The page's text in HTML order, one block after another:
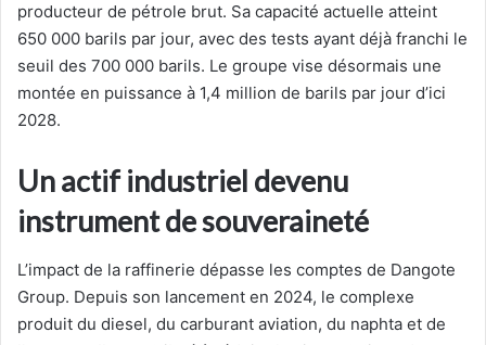
producteur de pétrole brut. Sa capacité actuelle atteint
650 000 barils par jour, avec des tests ayant déjà franchi le
seuil des 700 000 barils. Le groupe vise désormais une
montée en puissance à 1,4 million de barils par jour d’ici
2028.
Un actif industriel devenu
instrument de souveraineté
L’impact de la raffinerie dépasse les comptes de Dangote
Group. Depuis son lancement en 2024, le complexe
produit du diesel, du carburant aviation, du naphta et de